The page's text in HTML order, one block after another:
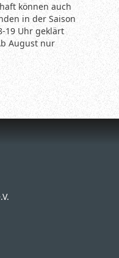
können auch
in der Saison
19 Uhr geklärt
August nur